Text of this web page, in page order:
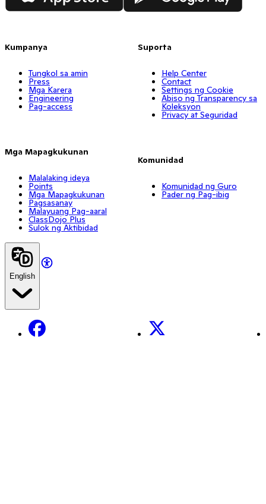
Kumpanya
Tungkol sa amin
Press
Mga Karera
Engineering
Pag-access
Mga Mapagkukunan
Malalaking ideya
Points
Mga Mapagkukunan
Pagsasanay
Malayuang Pag-aaral
ClassDojo Plus
Sulok ng Aktibidad
Suporta
Help Center
Contact
Settings ng Cookie
Abiso ng Transparency sa
Koleksyon
Privacy at Seguridad
Komunidad
Komunidad ng Guro
Pader ng Pag-ibig
English
Facebook X